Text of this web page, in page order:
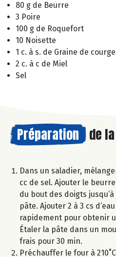
80 g de Beurre
3 Poire
100 g de Roquefort
10 Noisette
1 c. à s. de Graine de courge
2 c. à c de Miel
Sel
Préparation de la
Dans un saladier,
cc de sel. Ajouter le
du bout des doigts
pâte. Ajouter 2 à 3 cs
rapidement pour obtenir
Étaler la pâte dans un
frais pour 30 min.
Préchauffer le four à